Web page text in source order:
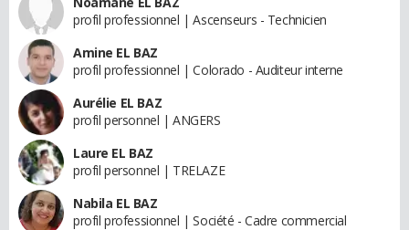
profil professionnel | Ascenseurs - Technicien
Amine EL BAZ
profil professionnel | Colorado - Auditeur interne
Aurélie EL BAZ
profil personnel | ANGERS
Laure EL BAZ
profil personnel | TRELAZE
Nabila EL BAZ
profil professionnel | Société - Cadre commercial